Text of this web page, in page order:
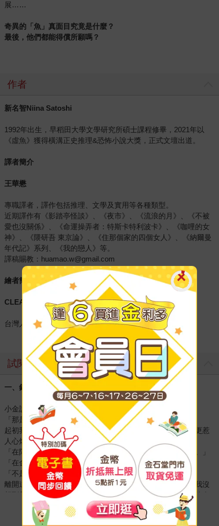
展……
奇異的「魚」真面目究竟是什麼？
最後，他們都能得償所願嗎？
作者
新名智Niina Satoshi
1992年出生，早稻田大學文學研究所碩士課程修畢，2021年以
《虛魚》獲得橫溝正史推理&恐怖小說大獎，正式文壇出道。
譯者簡介
王華懋
專職譯者，譯作包括推理、文學及實用等各種類型。
近期譯作有《影踏亭怪談》、《夜市》、《流浪的月》、《不被
愛也沒關係》、《命運操弄者：特斯卡特利波卡》、《咖哩的女
神》、《隈研吾 東京論》、《住那個家的四個女人》、《納爾曼
年代記》系列、《我的戀人》等。
譯稿賜教：huamao.w@gmail.com
繪者簡介
CLEA
台灣人，大部分時間玩貓，偶爾畫圖。
試閱
一、釣到就會害人死掉的魚
小金說，好像有一種魚，釣到的人就會死掉。
「那是什麼？」
起初我並不當一回事。比起那種魚，拂過面頰的樹枝和雜草更惹
人心煩。預先噴上的除蟲液最好管用，我暗暗想著。
「在阿佐谷的釣魚場釣金魚的大叔跟我說的。他說有這種魚。」
「在金魚的釣魚場嗎？」
「不是，是海裡。」
離開道路後，走了很久。襯衫吸飽了汗，整個貼在皮膚上。我沒
想到居然會走進這樣的深山裡。看看手表，快四點了。希望能在
天黑前回家。
後方的小金還好嗎？回頭一看，她毫無疲態，不曉得什麼時候撿
看更多